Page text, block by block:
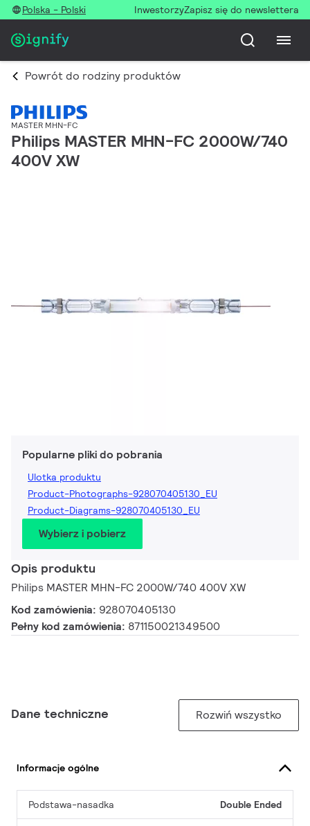
Polska - Polski InwestorzyZapisz się do newslettera
Powrót do rodziny produktów
MASTER MHN-FC
Philips MASTER MHN-FC 2000W/740
400V XW
Popularne pliki do pobrania
Ulotka produktu
Product-Photographs-928070405130_EU
Product-Diagrams-928070405130_EU
Wybierz i pobierz
Opis produktu
Philips MASTER MHN-FC 2000W/740 400V XW
Kod zamówienia: 928070405130
Pełny kod zamówienia: 871150021349500
Dane techniczne Rozwiń wszystko
Informacje ogólne
Podstawa-nasadka Double Ended